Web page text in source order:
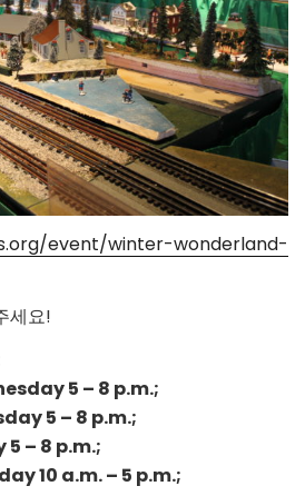
event/winter-wonderland-
세요!
5 – 8 p.m.;
5 – 8 p.m.;
5 – 8 p.m.;
10 a.m. – 5 p.m.;